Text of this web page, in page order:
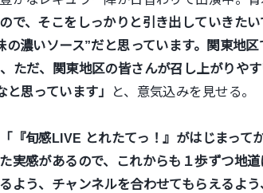
で、そこをしっかりと引き出していきた
の濃いソース”だと思っています。関東地
ただ、関東地区の皆さんが召し上がりや
思っています」
と、意気込みを見せる。
「『旬感LIVE とれたてっ！』がはじまって
実感があるので、これからも１歩ずつ地
よう、チャンネルを合わせてもらえるよう